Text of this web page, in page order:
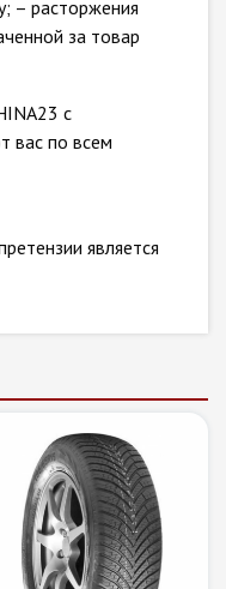
– расторжения
за товар
с
вас по всем
является